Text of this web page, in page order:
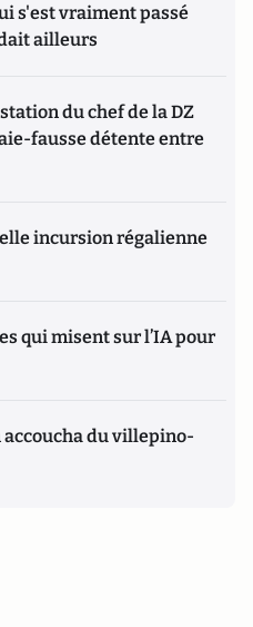
s'est vraiment passé
ailleurs
du chef de la DZ
fausse détente entre
incursion régalienne
qui misent sur l’IA pour
du villepino-